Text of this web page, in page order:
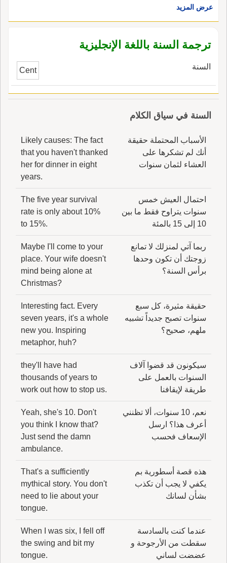
عرض المزيد
ترجمة السنة باللغة الإنجليزية
السنة Cent
السنة في سياق الكلام
الأسباب المحتملة حقيقة
أنك لم تشكرها على
العشاء لثمان سنوات
Likely causes: The fact
that you haven't thanked
her for dinner in eight
years.
احتمال العيش خمس
سنوات يتراوح فقط ما بين
10 إلى 15 بالمئة
The five year survival
rate is only about 10%
to 15%.
ربما آتي لمنزلك لا تمانع
زوجتك أن تكون وحدها
برأس السنة؟
Maybe I'll come to your
place. Your wife doesn't
mind being alone at
Christmas?
حقيقة مثيرة، كل سبع
سنوات تصبح جديداً تشبيه
ملهم، صحيح؟
Interesting fact. Every
seven years, it's a whole
new you. Inspiring
metaphor, huh?
سيكونون قد قضوا آلاف
السنوات بالعمل على
طريقة لإيقافنا
they'll have had
thousands of years to
work out how to stop us.
نعم، 10 سنوات، ألا تظنني
أعرف هذا؟ ارسل
الإسعاف فحسب
Yeah, she's 10. Don't
you think I know that?
Just send the damn
ambulance.
هذه قصة أسطورية بم
يكفي لا يجب أن تكذب
بشأن لسانك
That's a sufficiently
mythical story. You don't
need to lie about your
tongue.
عندما كنت بالسادسة
سقطت من الأرجوحة و
عضضت لساني
When I was six, I fell off
the swing and bit my
tongue.